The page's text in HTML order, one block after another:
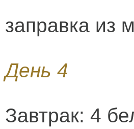
заправка из
День 4
Завтрак: 4